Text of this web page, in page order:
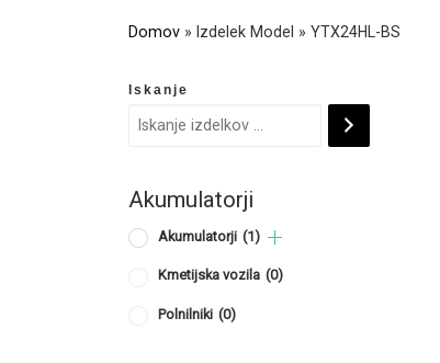
Domov » Izdelek Model » YTX24HL-BS
Iskanje
Akumulatorji
Akumulatorji (1)
Kmetijska vozila (0)
Polnilniki (0)